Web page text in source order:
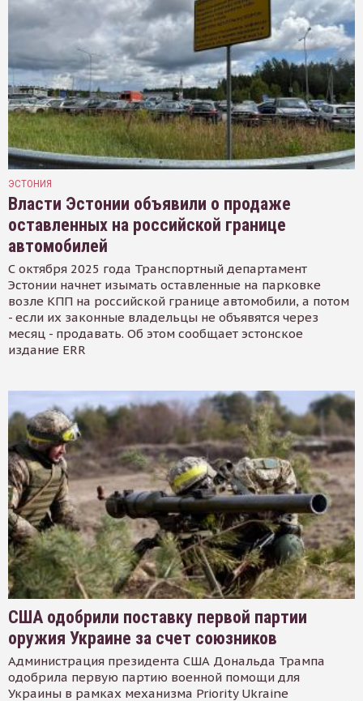
ЭСТОНИЯ
Власти Эстонии объявили о продаже
оставленных на российской границе
автомобилей
С октября 2025 года Транспортный департамент
Эстонии начнет изымать оставленные на парковке
возле КПП на российской границе автомобили, а потом
- если их законные владельцы не объявятся через
месяц - продавать. Об этом сообщает эстонское
издание ERR
США одобрили поставку первой партии
оружия Украине за счет союзников
Администрация президента США Дональда Трампа
одобрила первую партию военной помощи для
Украины в рамках механизма Priority Ukraine